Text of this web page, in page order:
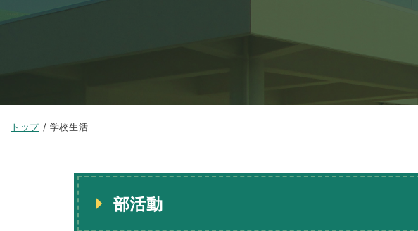
現
トップ/ 学校生活
部活動